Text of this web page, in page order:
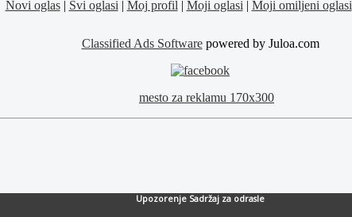
Novi oglas| Svi oglasi | Moj profil | Moji oglasi | Moji omiljeni oglasi
Classified Ads Softwarepowered by Juloa.com
Upozorenje Sadržaj za odrasle